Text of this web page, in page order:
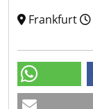
Frankfurt